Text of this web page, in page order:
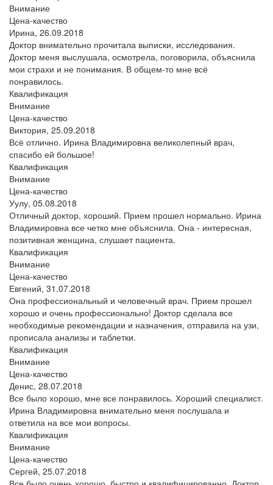
Внимание
Цена-качество
Ирина, 26.09.2018
Доктор внимательно прочитала выписки, исследования.
Доктор меня выслушала, осмотрела, поговорила, объяснила
мои страхи и не понимания. В общем-то мне всё
понравилось.
Квалификация
Внимание
Цена-качество
Виктория, 25.09.2018
Всё отлично. Ирина Владимировна великолепный врач,
спасибо ей большое!
Квалификация
Внимание
Цена-качество
Уулу, 05.08.2018
Отличный доктор, хороший. Прием прошел нормально. Ирина
Владимировна все четко мне объяснила. Она - интересная,
позитивная женщина, слушает пациента.
Квалификация
Внимание
Цена-качество
Евгений, 31.07.2018
Она профессиональный и человечный врач. Прием прошел
хорошо и очень профессионально! Доктор сделала все
необходимые рекомендации и назначения, отправила на узи,
прописала анализы и таблетки.
Квалификация
Внимание
Цена-качество
Денис, 28.07.2018
Все было хорошо, мне все понравилось. Хороший специалист.
Ирина Владимировна внимательно меня послушала и
ответила на все мои вопросы.
Квалификация
Внимание
Цена-качество
Сергей, 25.07.2018